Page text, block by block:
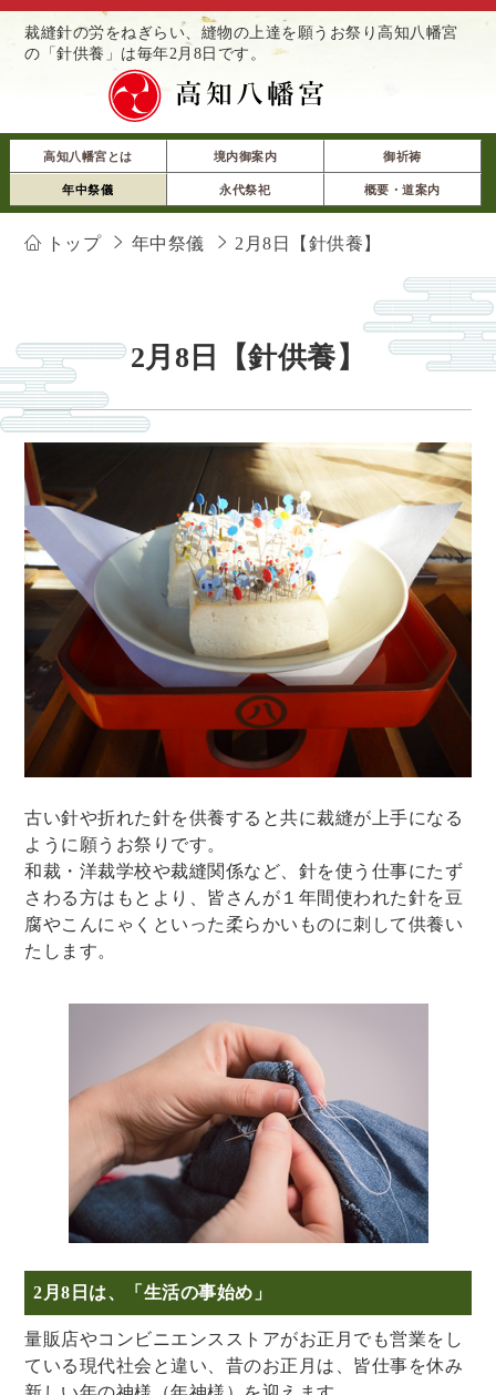
裁縫針の労をねぎらい、縫物の上達を願うお祭り高知八幡宮
の「針供養」は毎年2月8日です。
高知八幡宮とは 境内御案内 御祈祷
年中祭儀 永代祭祀 概要・道案内
トップ 年中祭儀 2月8日【針供養】
2月8日【針供養】
古い針や折れた針を供養すると共に裁縫が上手になる
ように願うお祭りです。
和裁・洋裁学校や裁縫関係など、針を使う仕事にたず
さわる方はもとより、皆さんが１年間使われた針を豆
腐やこんにゃくといった柔らかいものに刺して供養い
たします。
2月8日は、「生活の事始め」
量販店やコンビニエンスストアがお正月でも営業をし
ている現代社会と違い、昔のお正月は、皆仕事を休み